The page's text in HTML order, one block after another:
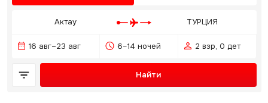
Актау ТУРЦИЯ
16 авг–23 авг 6–14 ночей 2 взр, 0 дет
Найти